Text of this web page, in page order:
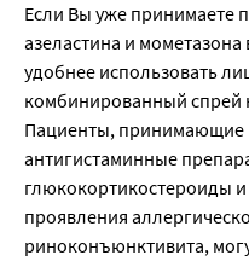
Если Вы уже принимаете
азеластина и мометазона
удобнее использовать
комбинированный спрей
Пациенты, принимающие
антигистаминные
глюкокортикостероиды
проявления
риноконъюнктивита,